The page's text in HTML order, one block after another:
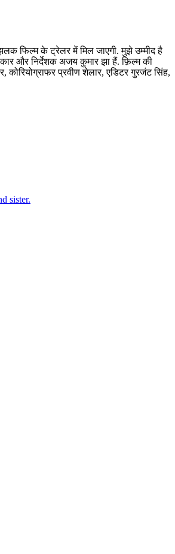
फिल्म के ट्रेलर में मिल जाएगी. मुझे उम्मीद है
और निर्देशक अजय कुमार झा हैं. फ़िल्म की
प्रवीण शेलार, एडिटर गुरजंट सिंह,
sister.